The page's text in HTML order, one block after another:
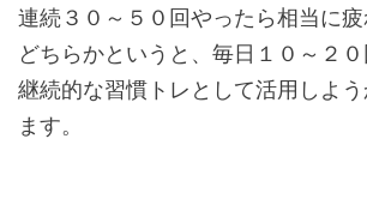
連続３０～５０回やったら相当に
どちらかというと、毎日１０～２
継続的な習慣トレとして活用しよ
ます。